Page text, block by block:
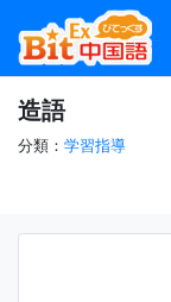
造語
分類： 学習指導